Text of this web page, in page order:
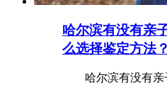
哈尔滨有没有亲
么选择鉴定方法？
哈尔滨有没有亲